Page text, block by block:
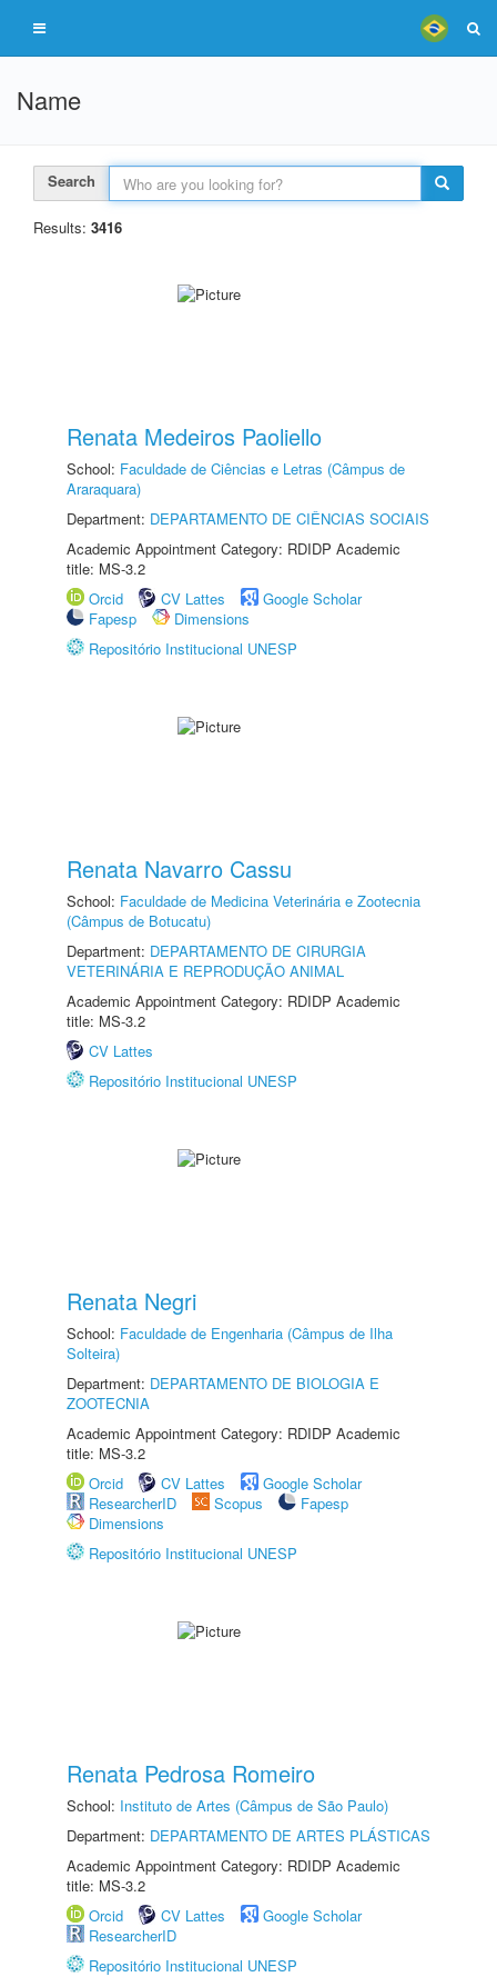
Name
Search
Results: 3416
Renata Medeiros Paoliello
School: Faculdade de Ciências e Letras (Câmpus de
Araraquara)
Department: DEPARTAMENTO DE CIÊNCIAS SOCIAIS
Academic Appointment Category: RDIDP Academic
title: MS-3.2
Orcid
CV Lattes
Google Scholar
Fapesp
Dimensions
Repositório Institucional UNESP
Renata Navarro Cassu
School: Faculdade de Medicina Veterinária e Zootecnia
(Câmpus de Botucatu)
Department: DEPARTAMENTO DE CIRURGIA
VETERINÁRIA E REPRODUÇÃO ANIMAL
Academic Appointment Category: RDIDP Academic
title: MS-3.2
CV Lattes
Repositório Institucional UNESP
Renata Negri
School: Faculdade de Engenharia (Câmpus de Ilha
Solteira)
Department: DEPARTAMENTO DE BIOLOGIA E
ZOOTECNIA
Academic Appointment Category: RDIDP Academic
title: MS-3.2
Orcid
CV Lattes
Google Scholar
ResearcherID
Scopus
Fapesp
Dimensions
Repositório Institucional UNESP
Renata Pedrosa Romeiro
School: Instituto de Artes (Câmpus de São Paulo)
Department: DEPARTAMENTO DE ARTES PLÁSTICAS
Academic Appointment Category: RDIDP Academic
title: MS-3.2
Orcid
CV Lattes
Google Scholar
ResearcherID
Repositório Institucional UNESP